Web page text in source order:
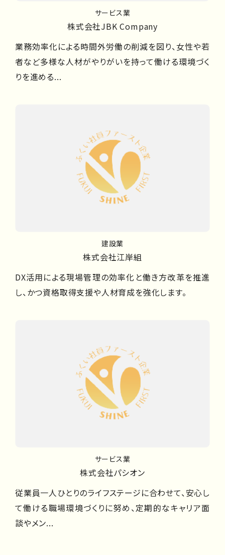
サービス業
株式会社JBK Company
業務効率化による時間外労働の削減を図り、女性や若
者など多様な人材がやりがいを持って働ける環境づく
りを進める...
建設業
株式会社江岸組
DX活用による現場管理の効率化と働き方改革を推進
し、かつ資格取得支援や人材育成を強化します。
サービス業
株式会社パシオン
従業員一人ひとりのライフステージに合わせて、安心し
て働ける職場環境づくりに努め、定期的なキャリア面
談やメン...